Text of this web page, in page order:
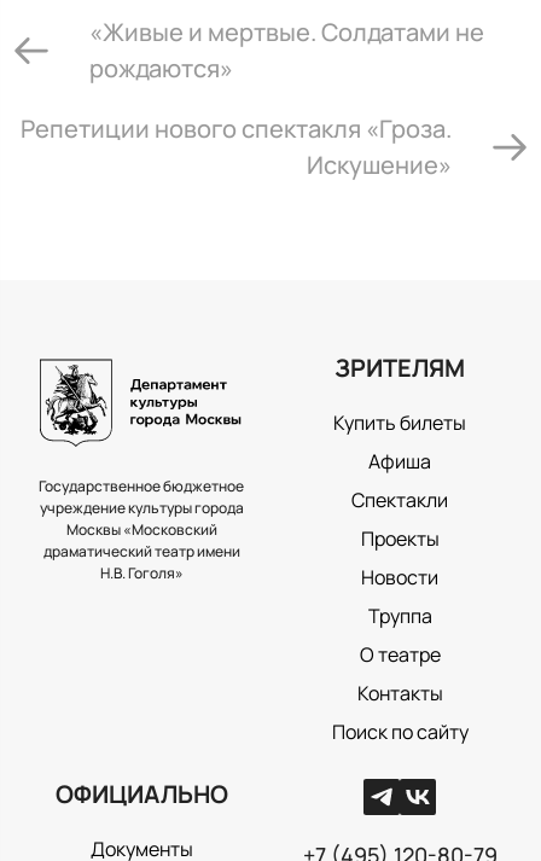
«Живые и мертвые. Солдатами не
рождаются»
Репетиции нового спектакля «Гроза.
Искушение»
Государственное бюджетное
учреждение культуры города
Москвы «Московский
драматический театр имени
Н.В. Гоголя»
ЗРИТЕЛЯМ
Купить билеты
Афиша
Спектакли
Проекты
Новости
Труппа
О театре
Контакты
Поиск по сайту
ОФИЦИАЛЬНО
Документы